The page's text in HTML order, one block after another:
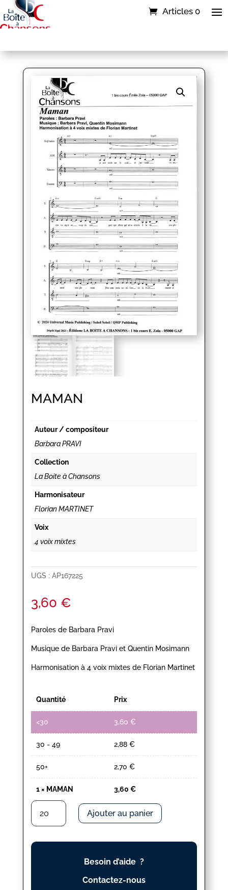
Articles 0
MAMAN
Auteur / compositeur
Barbara PRAVI
Collection
La Boite à Chansons
Harmonisateur
Florian MARTINET
Voix
4 voix mixtes
UGS : AP167225
3,60 €
Paroles de Barbara Pravi
Musique de Barbara Pravi et Quentin Mosimann
Harmonisation à 4 voix mixtes de Florian Martinet
Quantité Prix
<30 3,60 €
30 - 49 2,88 €
50+ 2,70 €
1× MAMAN 3,60 €
quantité
MAMAN
Ajouter au panier
Besoin d’aide ?
Contactez-nous